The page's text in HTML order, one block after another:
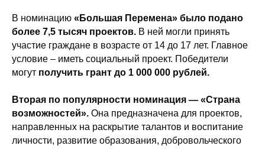
В номинацию «Большая Перемена» было подано
более 7,5 тысяч проектов. В ней могли принять
участие граждане в возрасте от 14 до 17 лет. Главное
условие – иметь социальный проект. Победители
могут получить грант до 1 000 000 рублей.
Вторая по популярности номинация — «Страна
возможностей». Она предназначена для проектов,
направленных на раскрытие талантов и воспитание
личности, развитие образования, добровольческого